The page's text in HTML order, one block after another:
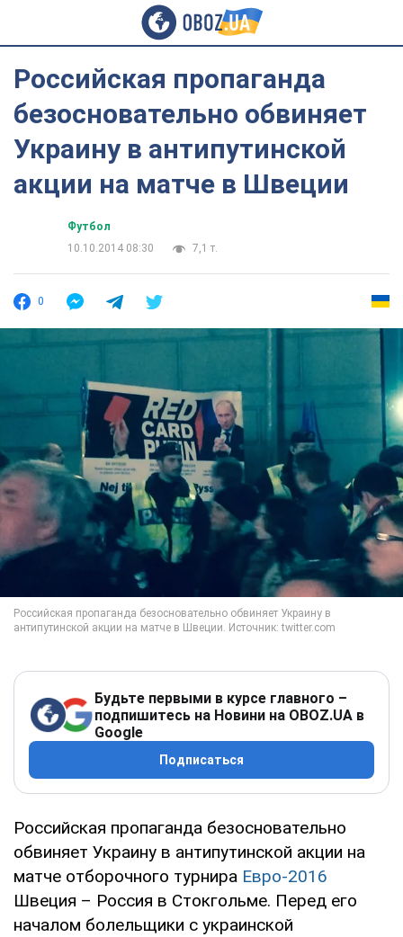
Российская пропаганда
безосновательно обвиняет
Украину в антипутинской
акции на матче в Швеции
Футбол
10.10.2014 08:30
7,1 т.
0
Будьте первыми в курсе главного –
подпишитесь на Новини на OBOZ.UA в
Google
Подписаться
Российская пропаганда безосновательно
обвиняет Украину в антипутинской акции на
матче отборочного турнира Евро-2016
Швеция – Россия в Стокгольме. Перед его
началом болельщики с украинской